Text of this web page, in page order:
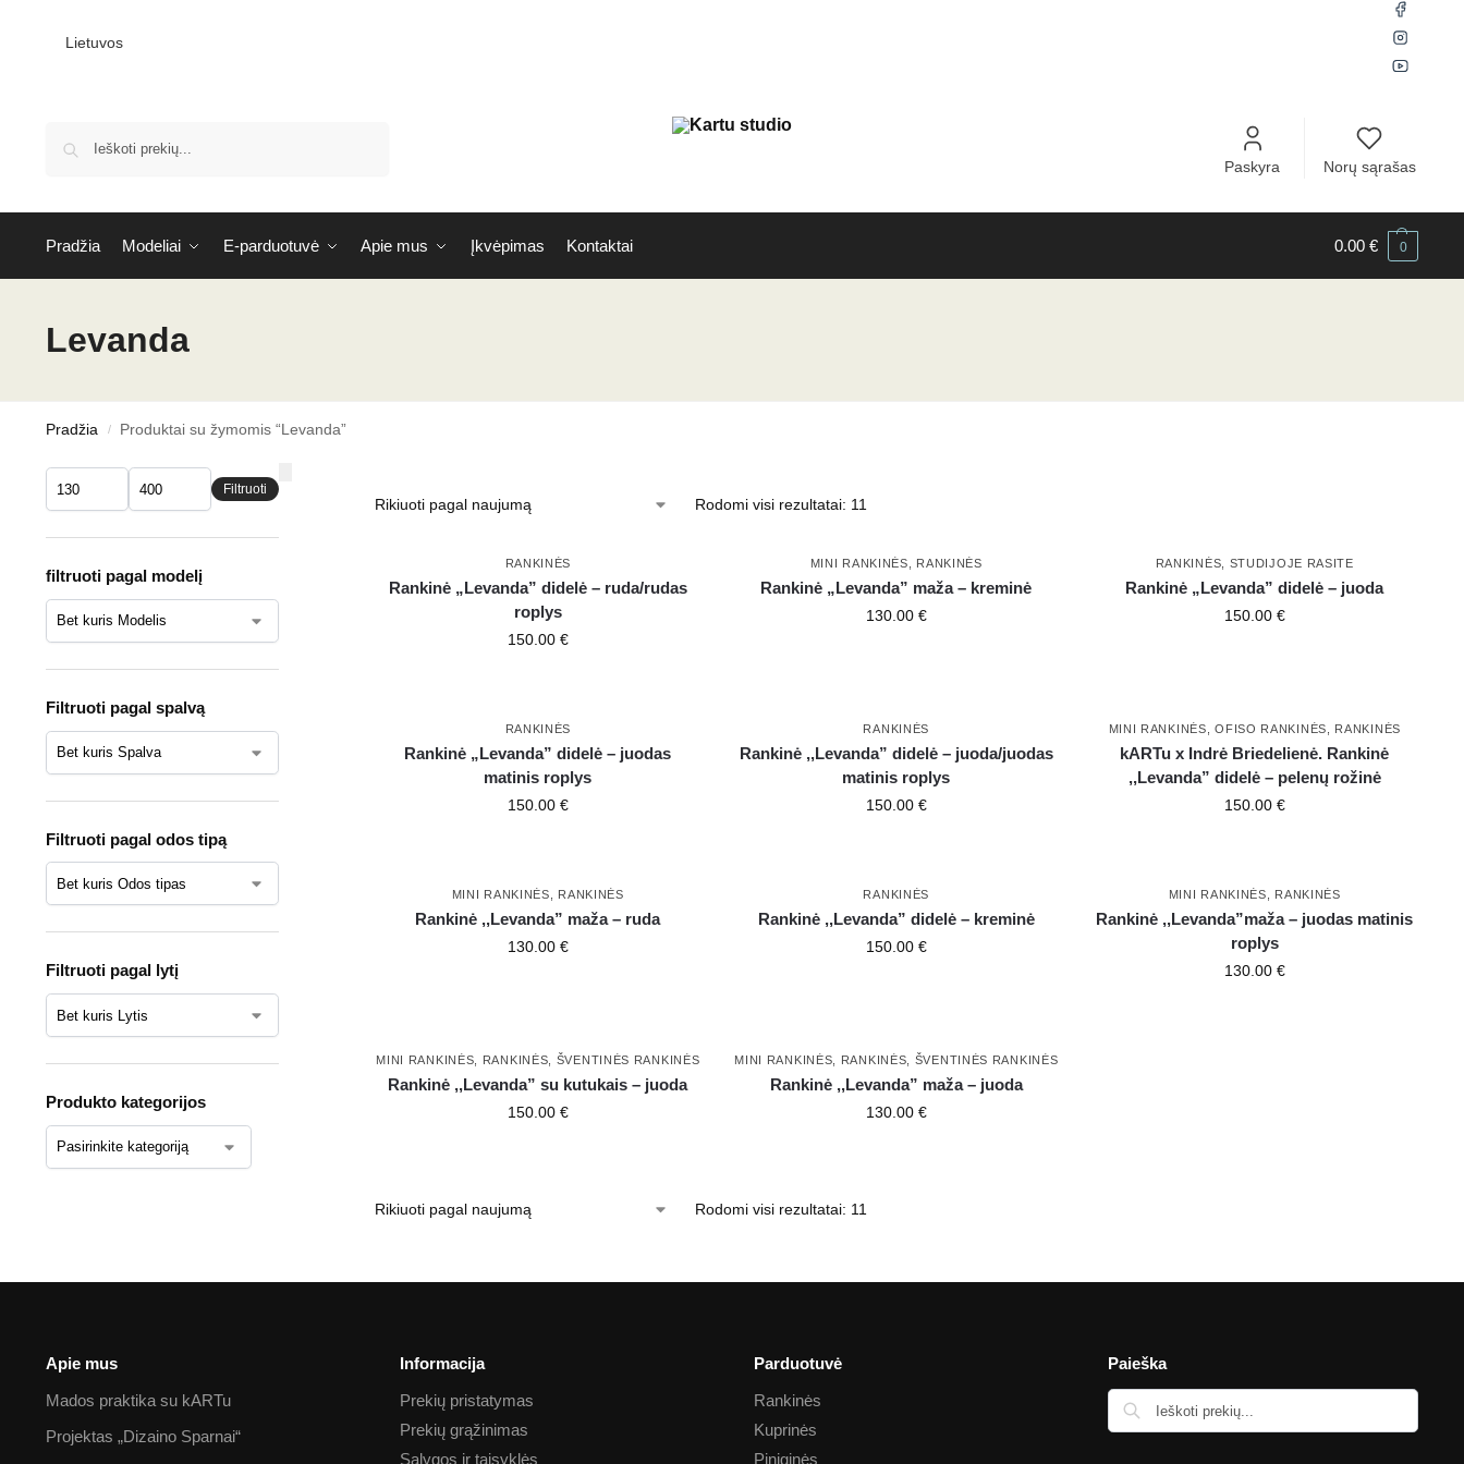
Lietuvos
Paskyra Norų sąrašas
Pradžia Modeliai E-parduotuvė Apie mus Įkvėpimas Kontaktai 0.00€ 0
Levanda
Pradžia / Produktai su žymomis “Levanda”
Rodomi visi rezultatai: 11
RANKINĖS
Rankinė „Levanda” didelė – ruda/rudas
roplys
150.00 €
MINI RANKINĖS RANKINĖS
Rankinė „Levanda” maža – kreminė
130.00 €
RANKINĖS STUDIJOJE RASITE
Rankinė „Levanda” didelė – juoda
150.00 €
RANKINĖS
Rankinė „Levanda” didelė – juodas
matinis roplys
150.00 €
RANKINĖS
Rankinė ,,Levanda” didelė – juoda/juodas
matinis roplys
150.00 €
MINI RANKINĖS ,OFISO RANKINĖS RANKINĖS
kARTu x Indrė Briedelienė. Rankinė
,,Levanda” didelė – pelenų rožinė
150.00 €
MINI RANKINĖS RANKINĖS
Rankinė ,,Levanda” maža – ruda
130.00 €
RANKINĖS
Rankinė ,,Levanda” didelė – kreminė
150.00 €
MINI RANKINĖS RANKINĖS
Rankinė ,,Levanda”maža – juodas matinis
roplys
130.00 €
MINI RANKINĖS RANKINĖS ŠVENTINĖS RANKINĖS
Rankinė ,,Levanda” su kutukais – juoda
150.00 €
MINI RANKINĖS RANKINĖS ŠVENTINĖS RANKINĖS
Rankinė ,,Levanda” maža – juoda
130.00 €
Rodomi visi rezultatai: 11
Filtruoti
filtruoti pagal modelį
Filtruoti pagal spalvą
Filtruoti pagal odos tipą
Filtruoti pagal lytį
Produkto kategorijos
Apie mus
Mados praktika su kARTu
Projektas „Dizaino Sparnai“
Informacija
Prekių pristatymas
Prekių grąžinimas
Sąlygos ir taisyklės
Parduotuvė
Rankinės
Kuprinės
Piniginės
Paieška